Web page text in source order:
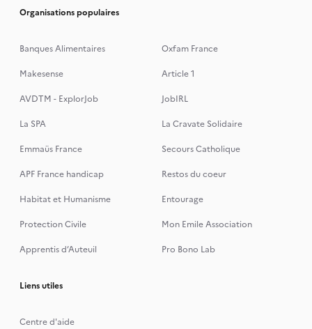
Organisations populaires
Banques Alimentaires
Oxfam France
Makesense
Article 1
AVDTM - ExplorJob
JobIRL
La SPA
La Cravate Solidaire
Emmaüs France
Secours Catholique
APF France handicap
Restos du coeur
Habitat et Humanisme
Entourage
Protection Civile
Mon Emile Association
Apprentis d’Auteuil
Pro Bono Lab
Liens utiles
Centre d'aide